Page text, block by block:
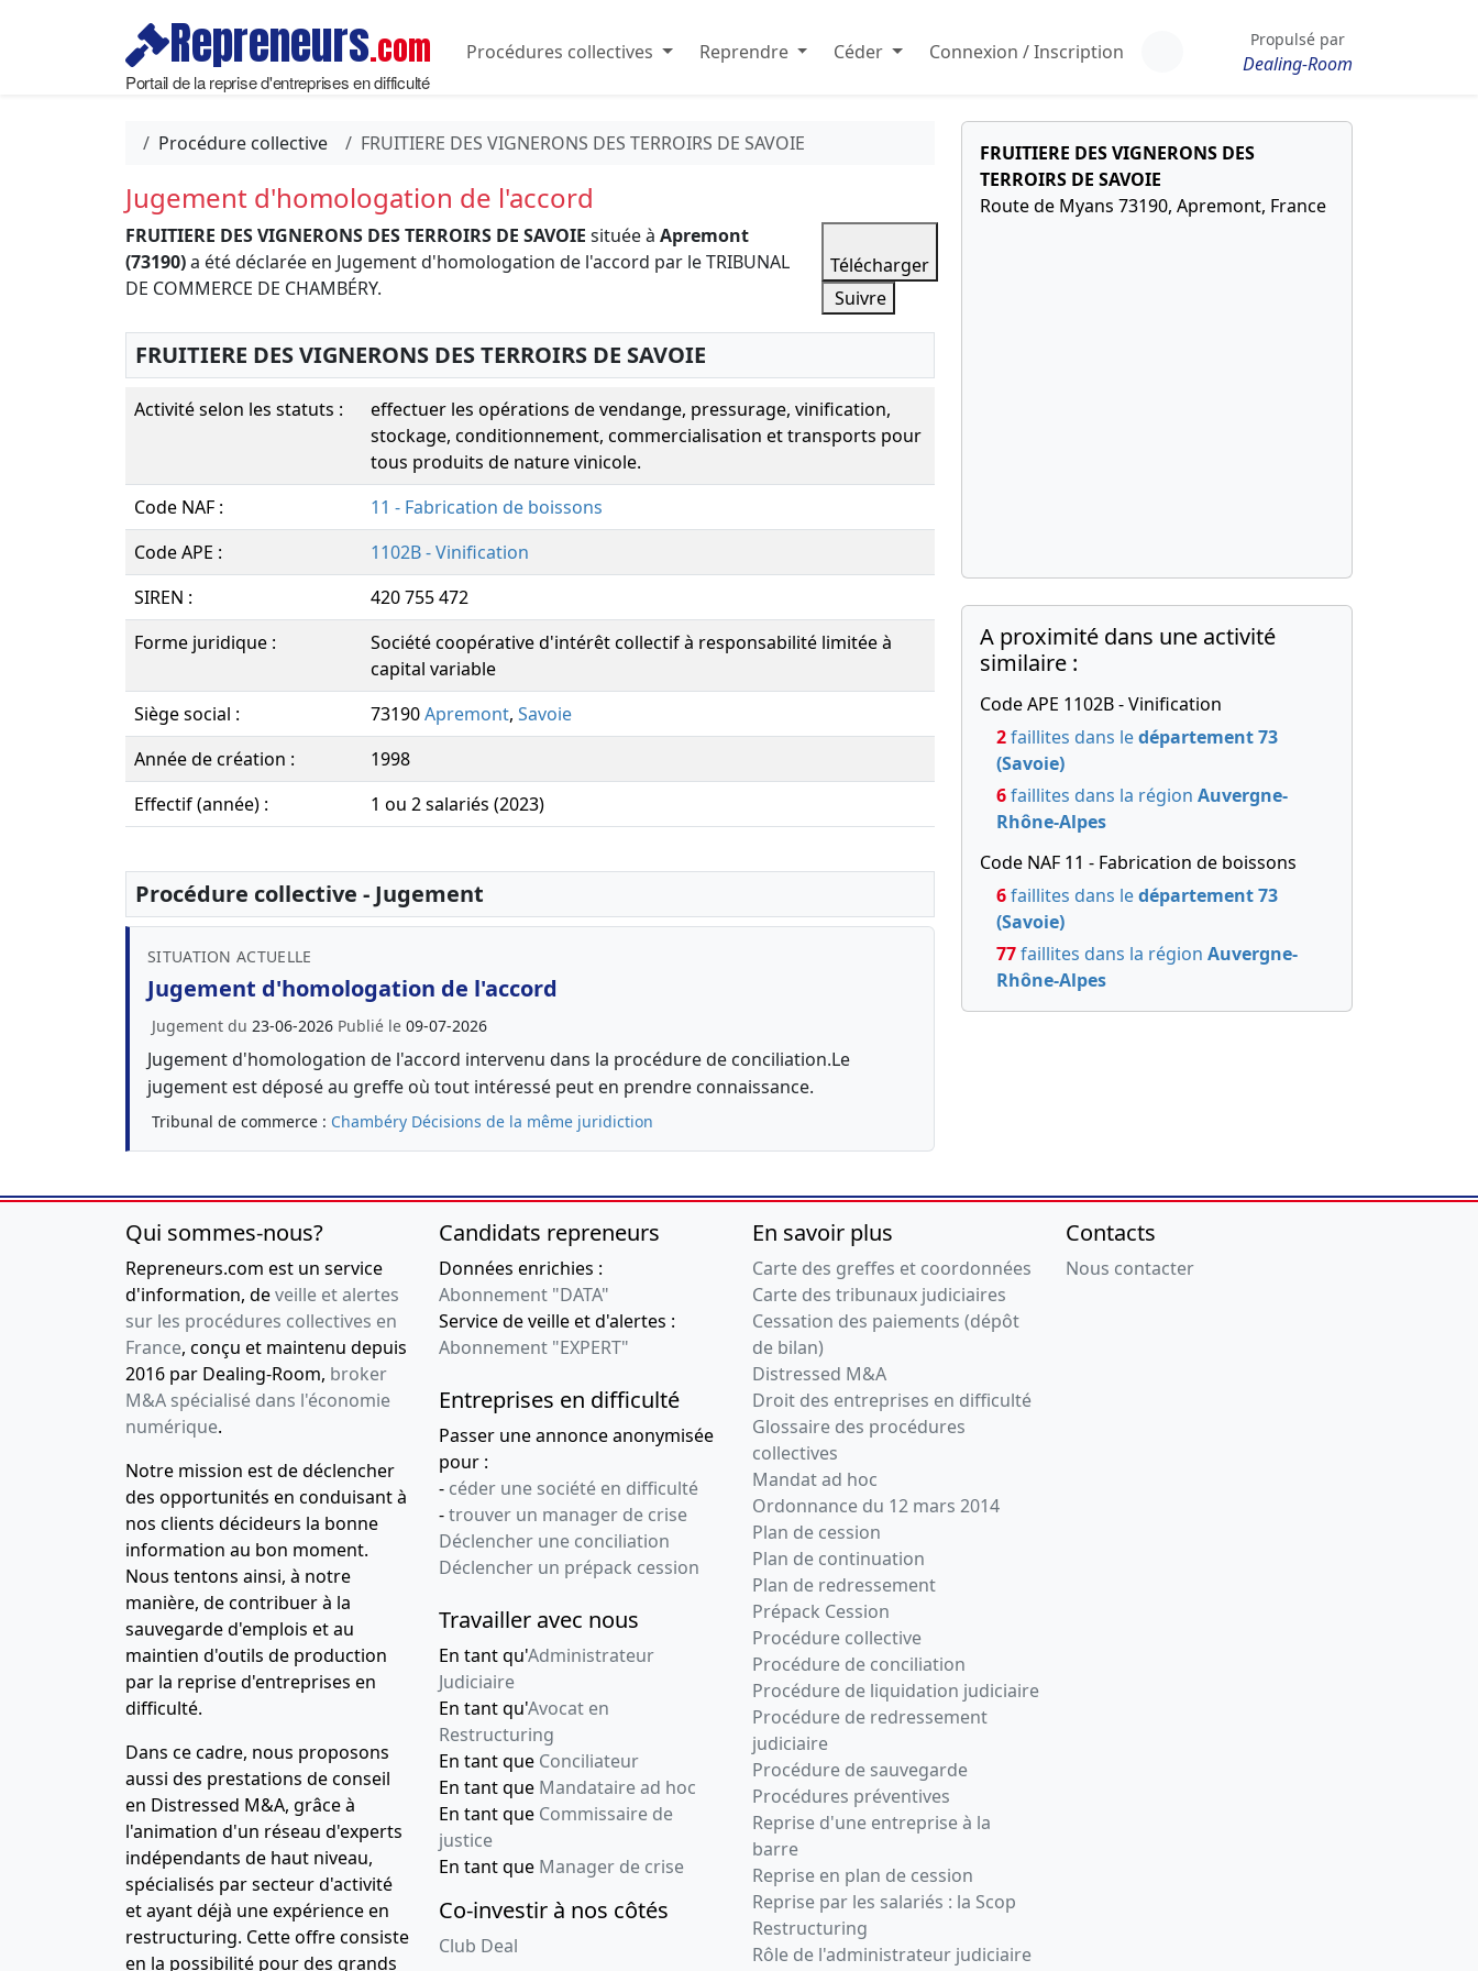
Repreneurs.com
Portail de la reprise d'entreprises en difficulté
Procédures collectives Reprendre Céder Connexion / Inscription
Propulsé par
Dealing-Room
Procédure collective FRUITIERE DES VIGNERONS DES TERROIRS DE SAVOIE
Jugement d'homologation de l'accord
FRUITIERE DES VIGNERONS DES TERROIRS DE SAVOIE située à Apremont
(73190)a été déclarée en Jugement d'homologation de l'accord par le TRIBUNAL
DE COMMERCE DE CHAMBÉRY.
Télécharger
Suivre
FRUITIERE DES VIGNERONS DES TERROIRS DE SAVOIE
Activité selon les statuts :
effectuer les opérations de vendange, pressurage, vinification,
stockage, conditionnement, commercialisation et transports pour
tous produits de nature vinicole.
Code NAF :
11 - Fabrication de boissons
Code APE :
1102B - Vinification
SIREN :
420 755 472
Forme juridique :
Société coopérative d'intérêt collectif à responsabilité limitée à
capital variable
Siège social :
73190Apremont, Savoie
Année de création :
1998
Effectif (année) :
1 ou 2 salariés (2023)
Procédure collective - Jugement
SITUATION ACTUELLE
Jugement d'homologation de l'accord
Jugement du 23-06-2026 Publié le 09-07-2026
Jugement d'homologation de l'accord intervenu dans la procédure de conciliation.Le
jugement est déposé au greffe où tout intéressé peut en prendre connaissance.
Tribunal de commerce : Chambéry Décisions de la même juridiction
FRUITIERE DES VIGNERONS DES
TERROIRS DE SAVOIE
Route de Myans 73190, Apremont, France
A proximité dans une activité
similaire :
Code APE 1102B - Vinification
2faillites dans ledépartement 73
(Savoie)
6faillites dans la région Auvergne-
Rhône-Alpes
Code NAF 11 - Fabrication de boissons
6faillites dans ledépartement 73
(Savoie)
77faillites dans la région Auvergne-
Rhône-Alpes
Qui sommes-nous?
Repreneurs.com est un service
d'information, deveille et alertes
sur les procédures collectives en
France, conçu et maintenu depuis
2016 par Dealing-Room, broker
M&A spécialisé dans l'économie
numérique.
Notre mission est de déclencher
des opportunités en conduisant à
nos clients décideurs la bonne
information au bon moment.
Nous tentons ainsi, à notre
manière, de contribuer à la
sauvegarde d'emplois et au
maintien d'outils de production
par la reprise d'entreprises en
difficulté.
Dans ce cadre, nous proposons
aussi des prestations de conseil
en Distressed M&A, grâce à
l'animation d'un réseau d'experts
indépendants de haut niveau,
spécialisés par secteur d'activité
et ayant déjà une expérience en
restructuring. Cette offre consiste
en la possibilité pour des grands
Candidats repreneurs
Données enrichies :
Abonnement "DATA"
Service de veille et d'alertes :
Abonnement "EXPERT"
Entreprises en difficulté
Passer une annonce anonymisée
pour :
- céder une société en difficulté
-trouver un manager de crise
Déclencher une conciliation
Déclencher un prépack cession
Travailler avec nous
En tant qu'Administrateur
Judiciaire
En tant qu'Avocat en
Restructuring
En tant que Conciliateur
En tant que Mandataire ad hoc
En tant que Commissaire de
justice
En tant que Manager de crise
Co-investir à nos côtés
Club Deal
En savoir plus
Carte des greffes et coordonnées
Carte des tribunaux judiciaires
Cessation des paiements (dépôt
de bilan)
Distressed M&A
Droit des entreprises en difficulté
Glossaire des procédures
collectives
Mandat ad hoc
Ordonnance du 12 mars 2014
Plan de cession
Plan de continuation
Plan de redressement
Prépack Cession
Procédure collective
Procédure de conciliation
Procédure de liquidation judiciaire
Procédure de redressement
judiciaire
Procédure de sauvegarde
Procédures préventives
Reprise d'une entreprise à la
barre
Reprise en plan de cession
Reprise par les salariés : la Scop
Restructuring
Rôle de l'administrateur judiciaire
Contacts
Nous contacter